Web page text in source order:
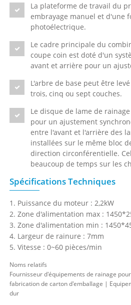
La plateforme de travail du
embrayage manuel et d'une
photoélectrique.
Le cadre principale du
coupe coin est doté d'un
avant et arrière pour un
L'arbre de base peut être
trois, cinq ou sept couches.
Le disque de lame de
pour un ajustement
entre l'avant et l'arrière des
installées sur le même bloc
direction circonférentielle.
beaucoup de temps sur les
Spécifications Techniques
1. Puissance du moteur : 2,2kW
2. Zone d'alimentation max :
3. Zone d'alimentation min :
4. Largeur de rainure : 7mm
5. Vitesse : 0~60 pièces/min
Noms relatifs
Fournisseur d'équipements de rainage
fabrication de carton d'emballage |
dur